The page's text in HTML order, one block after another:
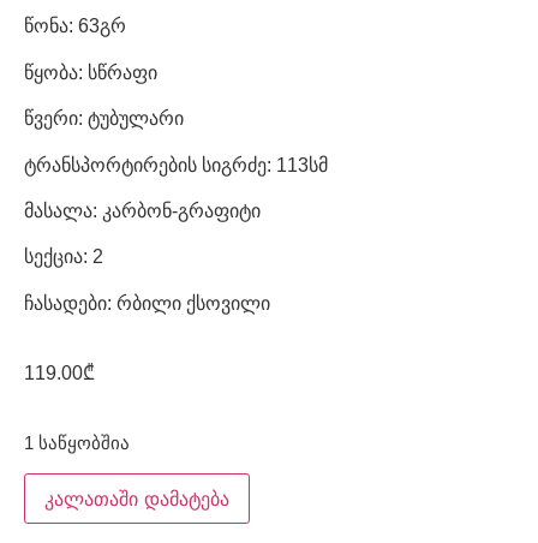
წონა: 63გრ
წყობა: სწრაფი
წვერი: ტუბულარი
ტრანსპორტირების სიგრძე: 113სმ
მასალა: კარბონ-გრაფიტი
სექცია: 2
ჩასადები: რბილი ქსოვილი
119.00₾
1 საწყობშია
კალათაში დამატება